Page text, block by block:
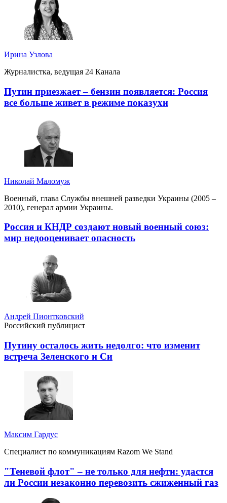
Ирина Узлова
Журналистка, ведущая 24 Канала
Путин приезжает – бензин появляется: Россия
все больше живет в режиме показухи
Николай Маломуж
Военный, глава Службы внешней разведки Украины (2005 –
2010), генерал армии Украины.
Россия и КНДР создают новый военный союз:
мир недооценивает опасность
Андрей Пионтковский
Российский публицист
Путину осталось жить недолго: что изменит
встреча Зеленского и Си
Максим Гардус
Специалист по коммуникациям Razom We Stand
"Теневой флот" – не только для нефти: удастся
ли России незаконно перевозить сжиженный газ